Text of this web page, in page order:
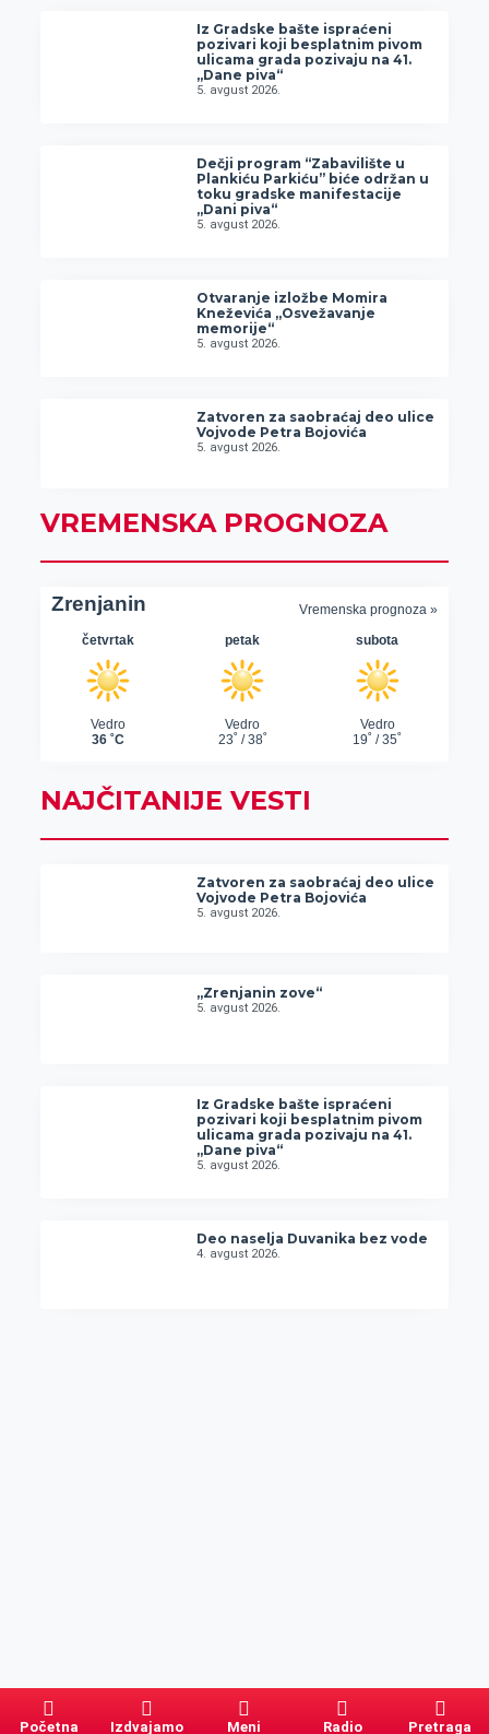
Iz Gradske bašte ispraćeni
pozivari koji besplatnim pivom
ulicama grada pozivaju na 41.
„Dane piva“
5. avgust 2026.
Dečji program “Zabavilište u
Plankiću Parkiću” biće održan u
toku gradske manifestacije
„Dani piva“
5. avgust 2026.
Otvaranje izložbe Momira
Kneževića „Osvežavanje
memorije“
5. avgust 2026.
Zatvoren za saobraćaj deo ulice
Vojvode Petra Bojovića
5. avgust 2026.
VREMENSKA PROGNOZA
NAJČITANIJE VESTI
Zatvoren za saobraćaj deo ulice
Vojvode Petra Bojovića
5. avgust 2026.
„Zrenjanin zove“
5. avgust 2026.
Iz Gradske bašte ispraćeni
pozivari koji besplatnim pivom
ulicama grada pozivaju na 41.
„Dane piva“
5. avgust 2026.
Deo naselja Duvanika bez vode
4. avgust 2026.
Početna Izdvajamo Meni Radio Pretraga